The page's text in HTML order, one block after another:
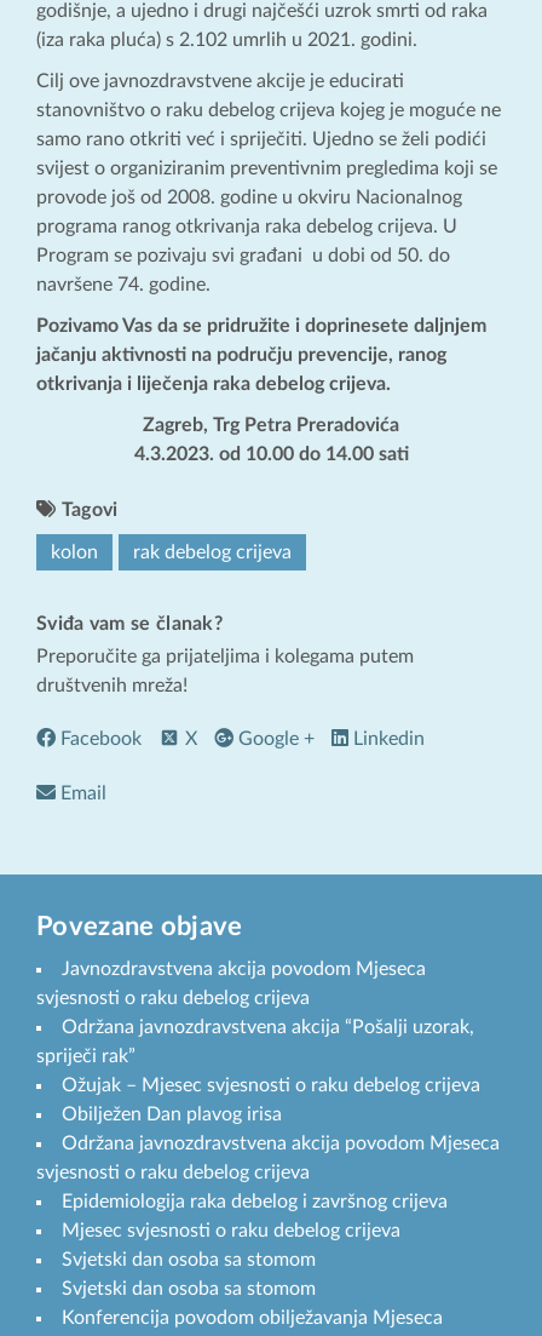
godišnje, a ujedno i drugi najčešći uzrok smrti od raka
(iza raka pluća) s 2.102 umrlih u 2021. godini.
Cilj ove javnozdravstvene akcije je educirati
stanovništvo o raku debelog crijeva kojeg je moguće ne
samo rano otkriti već i spriječiti. Ujedno se želi podići
svijest o organiziranim preventivnim pregledima koji se
provode još od 2008. godine u okviru Nacionalnog
programa ranog otkrivanja raka debelog crijeva. U
Program se pozivaju svi građani u dobi od 50. do
navršene 74. godine.
Pozivamo Vas da se pridružite i doprinesete daljnjem
jačanju aktivnosti na području prevencije, ranog
otkrivanja i liječenja raka debelog crijeva.
Zagreb, Trg Petra Preradovića
4.3.2023. od 10.00 do 14.00 sati
Tagovi
kolon rak debelog crijeva
Sviđa vam se članak?
Preporučite ga prijateljima i kolegama putem
društvenih mreža!
Facebook X Google + Linkedin
Email
Povezane objave
Javnozdravstvena akcija povodom Mjeseca
svjesnosti o raku debelog crijeva
Održana javnozdravstvena akcija “Pošalji uzorak,
spriječi rak”
Ožujak – Mjesec svjesnosti o raku debelog crijeva
Obilježen Dan plavog irisa
Održana javnozdravstvena akcija povodom Mjeseca
svjesnosti o raku debelog crijeva
Epidemiologija raka debelog i završnog crijeva
Mjesec svjesnosti o raku debelog crijeva
Svjetski dan osoba sa stomom
Svjetski dan osoba sa stomom
Konferencija povodom obilježavanja Mjeseca